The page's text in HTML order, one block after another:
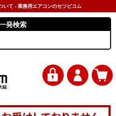
いて - 業務用エアコンのセツビコム
発検索